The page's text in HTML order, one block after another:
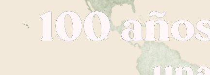
100